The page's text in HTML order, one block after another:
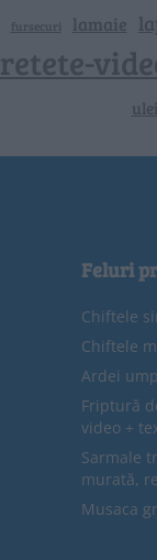
fursecuri lamaie
retete-
Feluri
Chiftele
Chiftele
Ardei
Friptură
video +
Sarmale
murată,
Musaca